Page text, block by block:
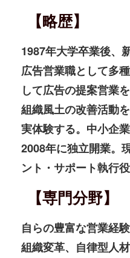
【略歴】
1987年大学卒業後、
広告営業職として多
して広告の提案営業
組織風土の改善活動
実体験する。中小企
2008年に独立開業。
ント・サポート執行役
【専門分野】
自らの豊富な営業経
組織変革、自律型人